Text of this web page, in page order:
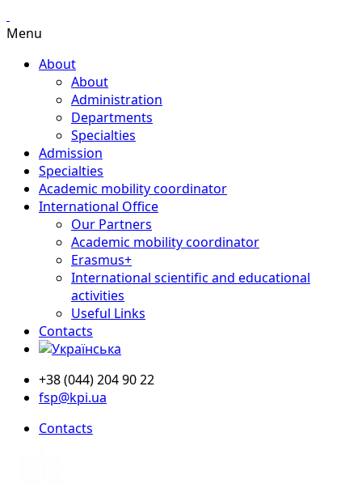
Menu
About
About
Administration
Departments
Specialties
Admission
Specialties
Academic mobility coordinator
International Office
Our Partners
Academic mobility coordinator
Erasmus+
International scientific and educational
activities
Useful Links
Contacts
+38 (044) 204 90 22
fsp@kpi.ua
Contacts